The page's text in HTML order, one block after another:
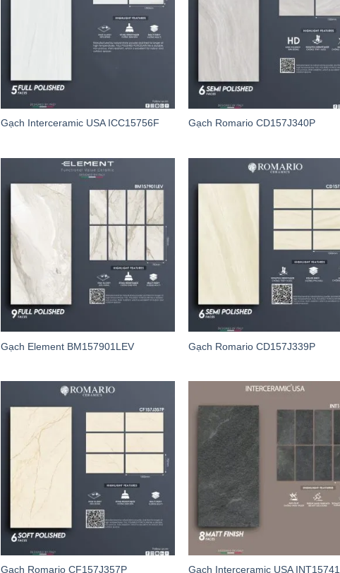
Gạch Interceramic USA ICC15756F Gạch Romario CD157J340P
Gạch Element BM157901LEV Gạch Romario CD157J339P
Gạch Romario CF157J357P Gạch Interceramic USA INT15741